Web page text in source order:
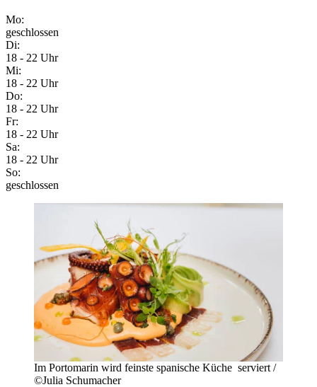
Mo:
geschlossen
Di:
18 - 22 Uhr
Mi:
18 - 22 Uhr
Do:
18 - 22 Uhr
Fr:
18 - 22 Uhr
Sa:
18 - 22 Uhr
So:
geschlossen
Im Portomarin wird feinste spanische Küche serviert /
©Julia Schumacher